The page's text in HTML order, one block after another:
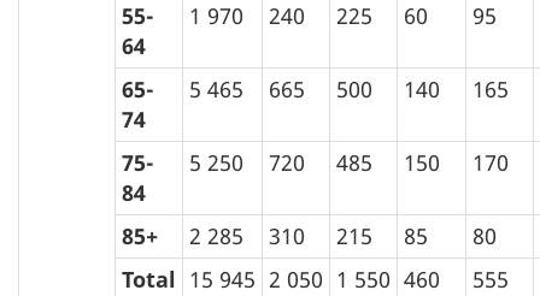
55-
64
1 970 240 225 60 95
65-
74
5 465 665 500 140 165
75-
84
5 250 720 485 150 170
85+ 2 285 310 215 85
80
Total 15 945 2 050 1 550 460
555